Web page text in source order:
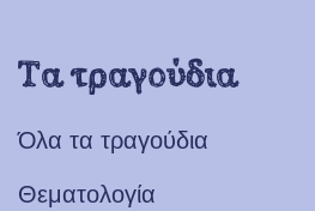
Τα τραγούδια
Όλα τα τραγούδια
Θεματολογία